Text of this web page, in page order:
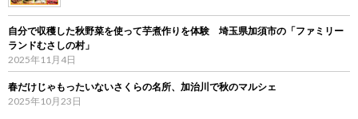
自分で収穫した秋野菜を使って芋煮作りを体験 埼玉県加須市の「ファミリー
ランドむさしの村」
2025年11月4日
春だけじゃもったいないさくらの名所、加治川で秋のマルシェ
2025年10月23日